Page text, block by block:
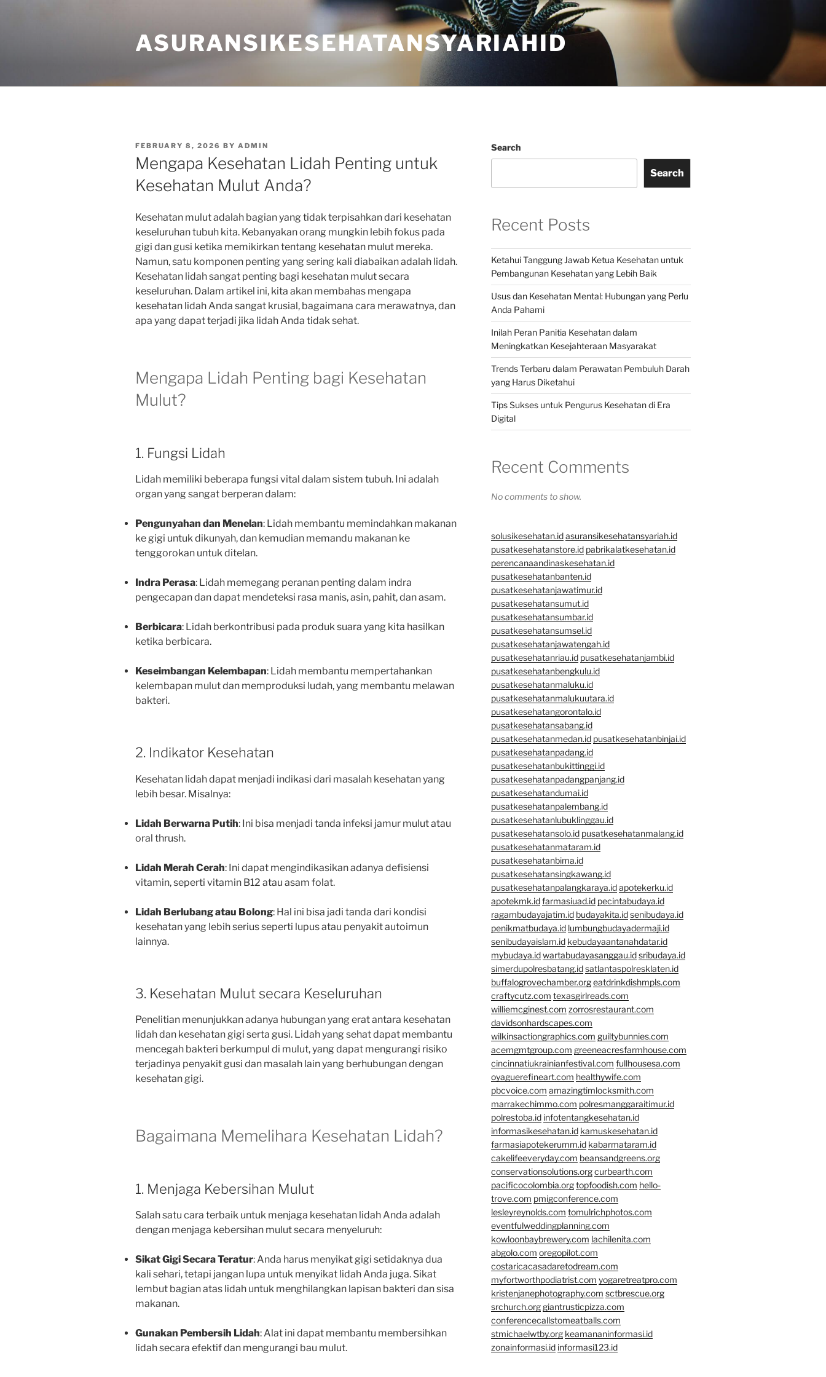
ASURANSIKESEHATANSYARIAHID
POSTED
ON
FEBRUARY 8, 2026 BY ADMIN
Mengapa Kesehatan Lidah Penting untuk
Kesehatan Mulut Anda?
Kesehatan mulut adalah bagian yang tidak terpisahkan dari kesehatan
keseluruhan tubuh kita. Kebanyakan orang mungkin lebih fokus pada
gigi dan gusi ketika memikirkan tentang kesehatan mulut mereka.
Namun, satu komponen penting yang sering kali diabaikan adalah lidah.
Kesehatan lidah sangat penting bagi kesehatan mulut secara
keseluruhan. Dalam artikel ini, kita akan membahas mengapa
kesehatan lidah Anda sangat krusial, bagaimana cara merawatnya, dan
apa yang dapat terjadi jika lidah Anda tidak sehat.
Mengapa Lidah Penting bagi Kesehatan
Mulut?
1. Fungsi Lidah
Lidah memiliki beberapa fungsi vital dalam sistem tubuh. Ini adalah
organ yang sangat berperan dalam:
Pengunyahan dan Menelan: Lidah membantu memindahkan makanan
ke gigi untuk dikunyah, dan kemudian memandu makanan ke
tenggorokan untuk ditelan.
Indra Perasa: Lidah memegang peranan penting dalam indra
pengecapan dan dapat mendeteksi rasa manis, asin, pahit, dan asam.
Berbicara: Lidah berkontribusi pada produk suara yang kita hasilkan
ketika berbicara.
Keseimbangan Kelembapan: Lidah membantu mempertahankan
kelembapan mulut dan memproduksi ludah, yang membantu melawan
bakteri.
2. Indikator Kesehatan
Kesehatan lidah dapat menjadi indikasi dari masalah kesehatan yang
lebih besar. Misalnya:
Lidah Berwarna Putih: Ini bisa menjadi tanda infeksi jamur mulut atau
oral thrush.
Lidah Merah Cerah: Ini dapat mengindikasikan adanya defisiensi
vitamin, seperti vitamin B12 atau asam folat.
Lidah Berlubang atau Bolong: Hal ini bisa jadi tanda dari kondisi
kesehatan yang lebih serius seperti lupus atau penyakit autoimun
lainnya.
3. Kesehatan Mulut secara Keseluruhan
Penelitian menunjukkan adanya hubungan yang erat antara kesehatan
lidah dan kesehatan gigi serta gusi. Lidah yang sehat dapat membantu
mencegah bakteri berkumpul di mulut, yang dapat mengurangi risiko
terjadinya penyakit gusi dan masalah lain yang berhubungan dengan
kesehatan gigi.
Bagaimana Memelihara Kesehatan Lidah?
1. Menjaga Kebersihan Mulut
Salah satu cara terbaik untuk menjaga kesehatan lidah Anda adalah
dengan menjaga kebersihan mulut secara menyeluruh:
Sikat Gigi Secara Teratur: Anda harus menyikat gigi setidaknya dua
kali sehari, tetapi jangan lupa untuk menyikat lidah Anda juga. Sikat
lembut bagian atas lidah untuk menghilangkan lapisan bakteri dan sisa
makanan.
Gunakan Pembersih Lidah: Alat ini dapat membantu membersihkan
lidah secara efektif dan mengurangi bau mulut.
Search
Search
Recent Posts
Ketahui Tanggung Jawab Ketua Kesehatan untuk
Pembangunan Kesehatan yang Lebih Baik
Usus dan Kesehatan Mental: Hubungan yang Perlu
Anda Pahami
Inilah Peran Panitia Kesehatan dalam
Meningkatkan Kesejahteraan Masyarakat
Trends Terbaru dalam Perawatan Pembuluh Darah
yang Harus Diketahui
Tips Sukses untuk Pengurus Kesehatan di Era
Digital
Recent Comments
No comments to show.
solusikesehatan.id asuransikesehatansyariah.id
pusatkesehatanstore.id pabrikalatkesehatan.id
perencanaandinaskesehatan.id
pusatkesehatanbanten.id
pusatkesehatanjawatimur.id
pusatkesehatansumut.id
pusatkesehatansumbar.id
pusatkesehatansumsel.id
pusatkesehatanjawatengah.id
pusatkesehatanriau.id pusatkesehatanjambi.id
pusatkesehatanbengkulu.id
pusatkesehatanmaluku.id
pusatkesehatanmalukuutara.id
pusatkesehatangorontalo.id
pusatkesehatansabang.id
pusatkesehatanmedan.id pusatkesehatanbinjai.id
pusatkesehatanpadang.id
pusatkesehatanbukittinggi.id
pusatkesehatanpadangpanjang.id
pusatkesehatandumai.id
pusatkesehatanpalembang.id
pusatkesehatanlubuklinggau.id
pusatkesehatansolo.id pusatkesehatanmalang.id
pusatkesehatanmataram.id
pusatkesehatanbima.id
pusatkesehatansingkawang.id
pusatkesehatanpalangkaraya.id apotekerku.id
apotekmk.id farmasiuad.id pecintabudaya.id
ragambudayajatim.id budayakita.id senibudaya.id
penikmatbudaya.id lumbungbudayadermaji.id
senibudayaislam.id kebudayaantanahdatar.id
mybudaya.id wartabudayasanggau.id sribudaya.id
simerdupolresbatang.id satlantaspolresklaten.id
buffalogrovechamber.org eatdrinkdishmpls.com
craftycutz.com texasgirlreads.com
williemcginest.com zorrosrestaurant.com
davidsonhardscapes.com
wilkinsactiongraphics.com guiltybunnies.com
acemgmtgroup.com greeneacresfarmhouse.com
cincinnatiukrainianfestival.com fullhousesa.com
oyaguerefineart.com healthywife.com
pbcvoice.com amazingtimlocksmith.com
marrakechimmo.com polresmanggaraitimur.id
polrestoba.id infotentangkesehatan.id
informasikesehatan.id kamuskesehatan.id
farmasiapotekerumm.id kabarmataram.id
cakelifeeveryday.com beansandgreens.org
conservationsolutions.org curbearth.com
pacificocolombia.org topfoodish.com hello-
trove.com pmigconference.com
lesleyreynolds.com tomulrichphotos.com
eventfulweddingplanning.com
kowloonbaybrewery.com lachilenita.com
abgolo.com oregopilot.com
costaricacasadaretodream.com
myfortworthpodiatrist.com yogaretreatpro.com
kristenjanephotography.com sctbrescue.org
srchurch.org giantrusticpizza.com
conferencecallstomeatballs.com
stmichaelwtby.org keamananinformasi.id
zonainformasi.id informasi123.id